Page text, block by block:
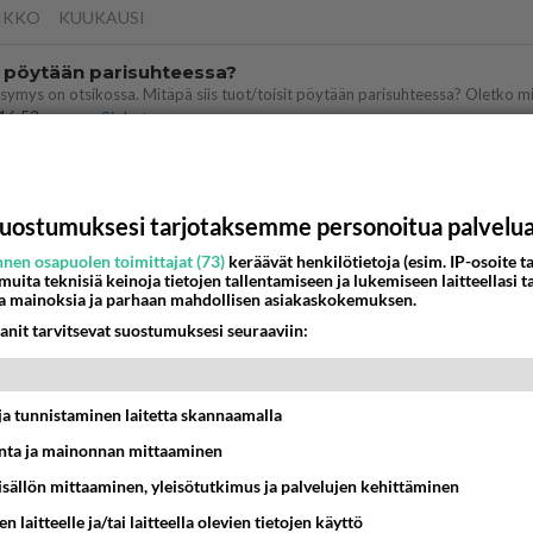
KUUKAUSI
parisuhteessa?
Sinkut
Kotimaiset julkkisjuorut
liian pitkä koulumatka
Lieksa
Aitolehden isäpuoli on tämä suosittu laulaja
Kotimaiset julkkisjuorut
ja kaivattuasi
tarjotaksemme personoitua
osapuolen toimittajat (73) keräävät henkilötietoja (esim. IP-osoite
teknisiä keinoja tietojen tallentamiseen ja lukemiseen laitteellasi
ja parhaan mahdollisen asiakaskokemuksen.
tarvitsevat suostumuksesi seuraaviin:
tunnistaminen laitetta skannaamalla
ja mainonnan mittaaminen
mittaaminen, yleisötutkimus ja palvelujen kehittäminen
laitteelle ja/tai laitteella olevien tietojen käyttö